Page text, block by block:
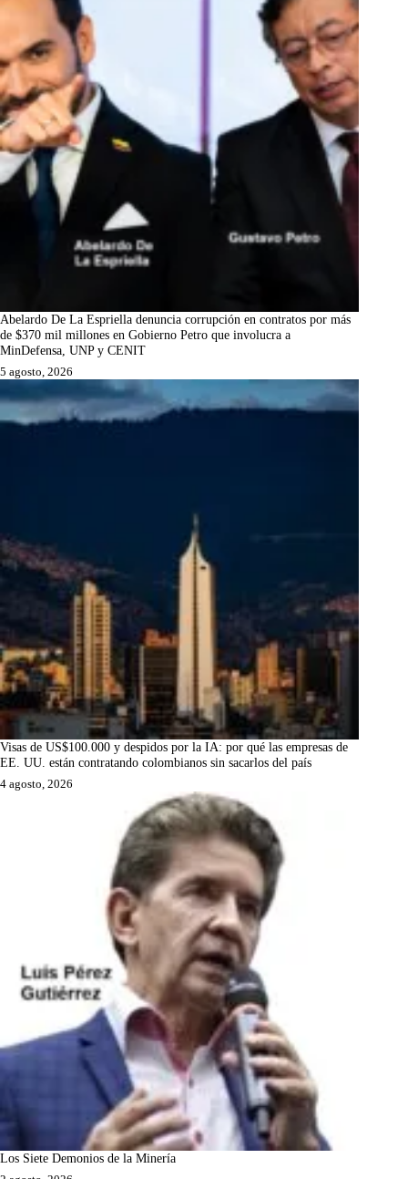
Abelardo De La Espriella denuncia corrupción en contratos por más
de $370 mil millones en Gobierno Petro que involucra a
MinDefensa, UNP y CENIT
5 agosto, 2026
Visas de US$100.000 y despidos por la IA: por qué las empresas de
EE. UU. están contratando colombianos sin sacarlos del país
4 agosto, 2026
Los Siete Demonios de la Minería